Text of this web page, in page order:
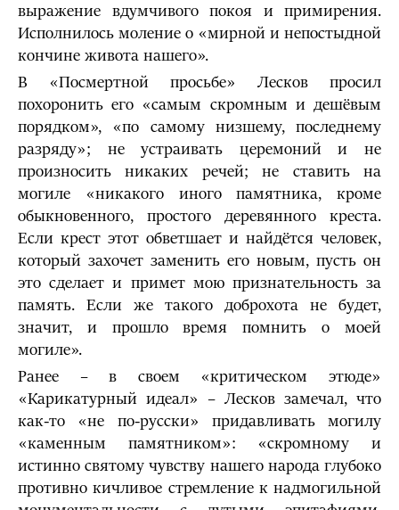
выражение вдумчивого покоя и примирения.
Исполнилось моление о «мирной и непостыдной
кончине живота нашего».
В «Посмертной просьбе» Лесков просил
похоронить его «самым скромным и дешёвым
порядком», «по самому низшему, последнему
разряду»; не устраивать церемоний и не
произносить никаких речей; не ставить на
могиле «никакого иного памятника, кроме
обыкновенного, простого деревянного креста.
Если крест этот обветшает и найдётся человек,
который захочет заменить его новым, пусть он
это сделает и примет мою признательность за
память. Если же такого доброхота не будет,
значит, и прошло время помнить о моей
могиле».
Ранее – в своем «критическом этюде»
«Карикатурный идеал» – Лесков замечал, что
как-то «не по-русски» придавливать могилу
«каменным памятником»: «скромному и
истинно святому чувству нашего народа глубоко
противно кичливое стремление к надмогильной